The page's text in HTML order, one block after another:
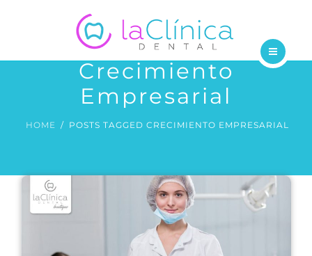
TRATAMIENTOS
BLOG
Crecimiento
Empresarial
HOME POSTS TAGGED CRECIMIENTO EMPRESARIAL